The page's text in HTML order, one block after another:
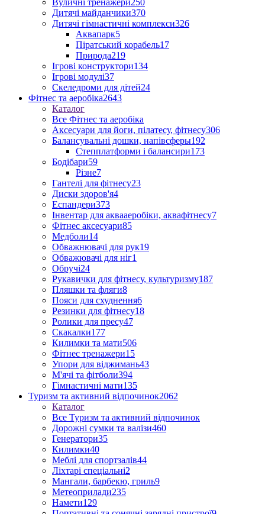
Вуличні тренажери250
Дитячі майданчики370
Дитячі гімнастичні комплекси326
Аквапарк5
Піратський корабель17
Природа219
Ігрові конструктори134
Ігрові модулі37
Скеледроми для дітей24
Фітнес та аеробіка2643
Каталог
Все Фітнес та аеробіка
Аксесуари для йоги, пілатесу, фітнесу306
Балансувальні дошки, напівсферы192
Степплатформи і балансири173
Бодібари59
Різне7
Гантелі для фітнесу23
Диски здоров'я4
Еспандери373
Інвентар для аквааеробіки, аквафітнесу7
Фітнес аксесуари85
Медболи14
Обважнювачі для рук19
Обважювачі для ніг1
Обручі24
Рукавички для фітнесу, культуризму187
Пляшки та фляги8
Пояси для схуднення6
Резинки для фітнесу18
Ролики для пресу47
Скакалки177
Килимки та мати506
Фітнес тренажери15
Упори для віджимань43
М'ячі та фітболи394
Гімнастичні мати135
Туризм та активний відпочинок2062
Каталог
Все Туризм та активний відпочинок
Дорожні сумки та валізи460
Генератори35
Килимки40
Меблі для спортзалів44
Ліхтарі спеціальні2
Мангали, барбекю, гриль9
Метеоприлади235
Намети129